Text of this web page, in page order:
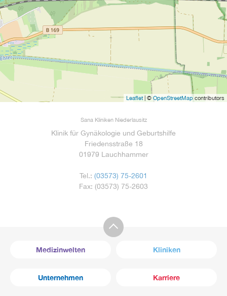
Leaflet| © OpenStreetMap contributors
Sana Kliniken Niederlausitz
Klinik für Gynäkologie und Geburtshilfe
Friedensstraße 18
01979 Lauchhammer
Tel.: (03573) 75-2601
Fax: (03573) 75-2603
Medizinwelten Kliniken
Unternehmen Karriere